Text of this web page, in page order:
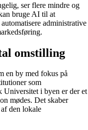
ser flere mindre og
bruge AI til at
administrative
omstilling
en by med fokus på
som
Universitet i byen er der et
mødes. Det skaber
den lokale